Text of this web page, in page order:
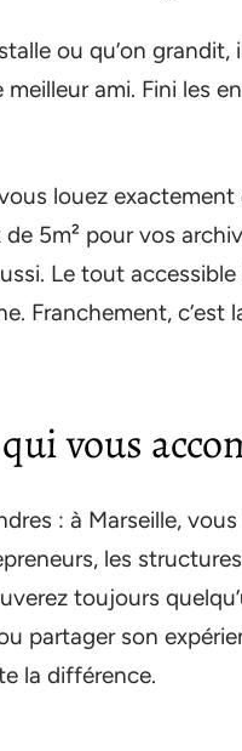
ou qu’on
ami. Fini les
louez
5m² pour vos
Le tout
Franchement, c’est
vous
: à Marseille,
les
toujours
partager son
la différence.